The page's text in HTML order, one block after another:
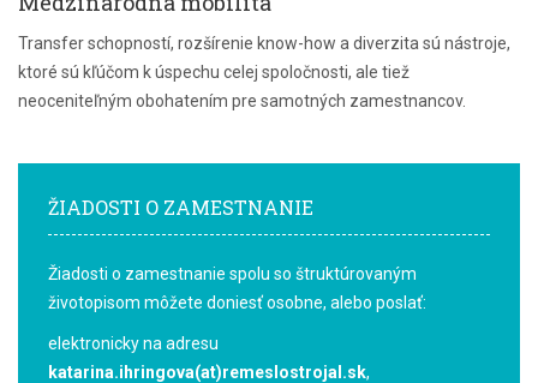
Transfer schopností, rozšírenie know-how a diverzita sú nástroje,
ktoré sú kľúčom k úspechu celej spoločnosti, ale tiež
neoceniteľným obohatením pre samotných zamestnancov.
ŽIADOSTI O ZAMESTNANIE
Žiadosti o zamestnanie spolu so štruktúrovaným
životopisom môžete doniesť osobne, alebo poslať:
elektronicky na adresu
katarina.ihringova(at)remeslostrojal.sk,